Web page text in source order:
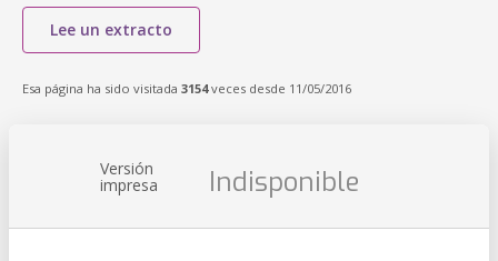
Lee un extracto
Esa página ha sido visitada 3154veces desde 11/05/2016
Versión
impresa Indisponible